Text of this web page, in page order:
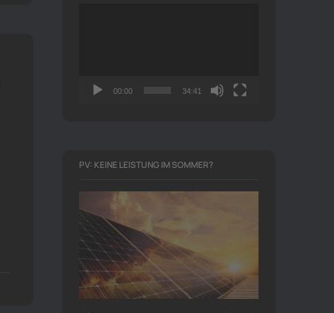
00:00 34:41
PV: KEINE LEISTUNG IM SOMMER?